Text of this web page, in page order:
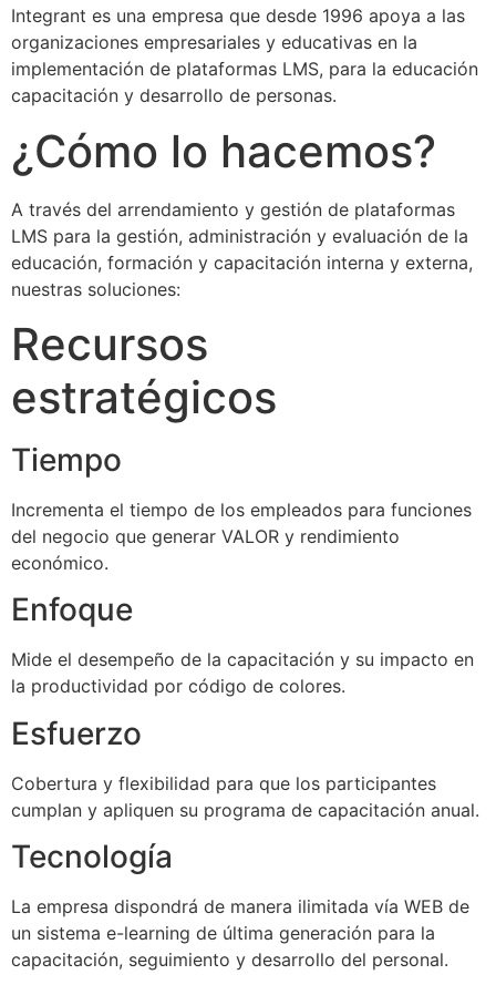
Integrant es una empresa que desde 1996 apoya a las
organizaciones empresariales y educativas en la
implementación de plataformas LMS, para la educación
capacitación y desarrollo de personas.
¿Cómo lo hacemos?
A través del arrendamiento y gestión de plataformas
LMS para la gestión, administración y evaluación de la
educación, formación y capacitación interna y externa,
nuestras soluciones:
Recursos
estratégicos
Tiempo
Incrementa el tiempo de los empleados para funciones
del negocio que generar VALOR y rendimiento
económico.
Enfoque
Mide el desempeño de la capacitación y su impacto en
la productividad por código de colores.
Esfuerzo
Cobertura y flexibilidad para que los participantes
cumplan y apliquen su programa de capacitación anual.
Tecnología
La empresa dispondrá de manera ilimitada vía WEB de
un sistema e-learning de última generación para la
capacitación, seguimiento y desarrollo del personal.